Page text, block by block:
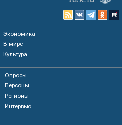
Экономика
В мире
Культура
Опросы
Персоны
Регионы
Интервью